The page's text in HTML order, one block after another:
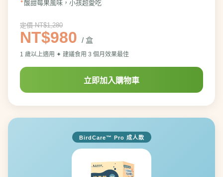
酸甜莓果風味，小孩超愛吃
定價 NT$1,280
NT$980 / 盒
1 歲以上適用 ✦ 建議食用 3 個月效果最佳
立即加入購物車
BirdCare™ Pro 成人款